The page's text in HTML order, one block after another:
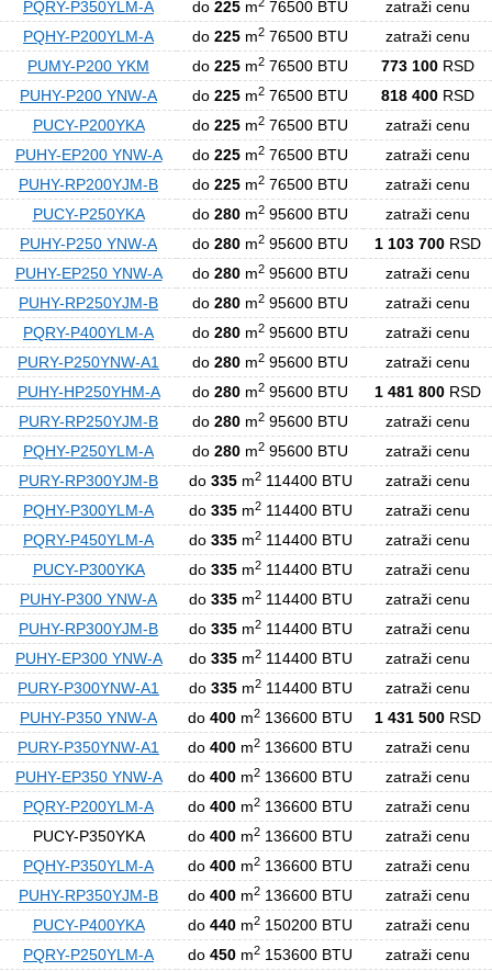
PQRY-P350YLM-A
do 225 m 76500 BTU
zatraži cenu
PQHY-P200YLM-A
do 225 m2 76500 BTU
zatraži cenu
PUMY-P200 YKM
do 225 m2 76500 BTU 773 100 RSD
PUHY-P200 YNW-A
do 225 m2 76500 BTU 818 400 RSD
PUCY-P200YKA
do 225 m2 76500 BTU
zatraži cenu
PUHY-EP200 YNW-A
do 225 m2 76500 BTU
zatraži cenu
PUHY-RP200YJM-B
do 225 m2 76500 BTU
zatraži cenu
PUCY-P250YKA
do 280 m2 95600 BTU
zatraži cenu
PUHY-P250 YNW-A
do 280 m2 95600 BTU 1 103 700 RSD
PUHY-EP250 YNW-A
do 280 m2 95600 BTU
zatraži cenu
PUHY-RP250YJM-B
do 280 m2 95600 BTU
zatraži cenu
PQRY-P400YLM-A
do 280 m2 95600 BTU
zatraži cenu
PURY-P250YNW-A1
do 280 m2 95600 BTU
zatraži cenu
PUHY-HP250YHM-A
do 280 m2 95600 BTU 1 481 800 RSD
PURY-RP250YJM-B
do 280 m2 95600 BTU
zatraži cenu
PQHY-P250YLM-A
do 280 m2 95600 BTU
zatraži cenu
PURY-RP300YJM-B
do 335m2 114400 BTU
zatraži cenu
PQHY-P300YLM-A
do 335m2 114400 BTU
zatraži cenu
PQRY-P450YLM-A
do 335m2 114400 BTU
zatraži cenu
PUCY-P300YKA
do 335m2 114400 BTU
zatraži cenu
PUHY-P300 YNW-A
do 335m2 114400 BTU
zatraži cenu
PUHY-RP300YJM-B
do 335m2 114400 BTU
zatraži cenu
PUHY-EP300 YNW-A
do 335m2 114400 BTU
zatraži cenu
PURY-P300YNW-A1
do 335m2 114400 BTU
zatraži cenu
PUHY-P350 YNW-A
do 400 m2 136600 BTU 1 431 500 RSD
PURY-P350YNW-A1
do 400 m2 136600 BTU
zatraži cenu
PUHY-EP350 YNW-A
do 400 m2 136600 BTU
zatraži cenu
PQRY-P200YLM-A
do 400 m2 136600 BTU
zatraži cenu
PUCY-P350YKA
do 400 m2 136600 BTU
zatraži cenu
PQHY-P350YLM-A
do 400 m2 136600 BTU
zatraži cenu
PUHY-RP350YJM-B
do 400 m2 136600 BTU
zatraži cenu
PUCY-P400YKA
do 440 m2 150200 BTU
zatraži cenu
PQRY-P250YLM-A
do 450 m2 153600 BTU
zatraži cenu